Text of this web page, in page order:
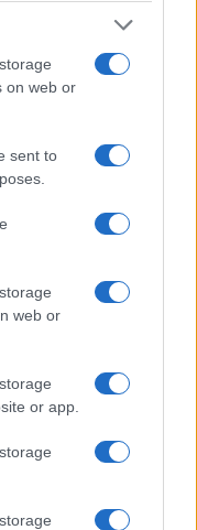
on web or
sent to
web or
or app.
Παλαιοκώμη